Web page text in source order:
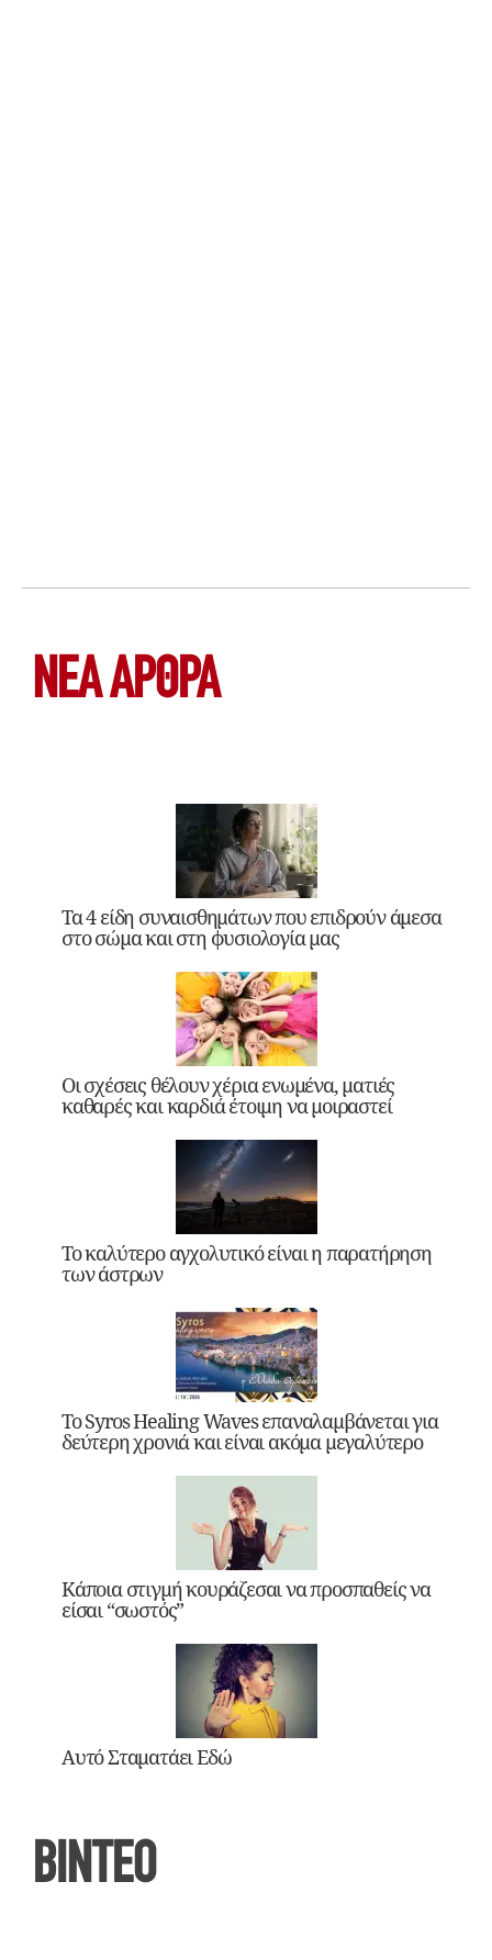
ΝΕΑ ΆΡΘΡΑ
Τα 4 είδη συναισθημάτων που επιδρούν άμεσα
στο σώμα και στη φυσιολογία μας
Οι σχέσεις θέλουν χέρια ενωμένα, ματιές
καθαρές και καρδιά έτοιμη να μοιραστεί
Το καλύτερο αγχολυτικό είναι η παρατήρηση
των άστρων
Το Syros Healing Waves επαναλαμβάνεται για
δεύτερη χρονιά και είναι ακόμα μεγαλύτερο
Κάποια στιγμή κουράζεσαι να προσπαθείς να
είσαι “σωστός”
Αυτό Σταματάει Εδώ
ΒΙΝΤΕΟ